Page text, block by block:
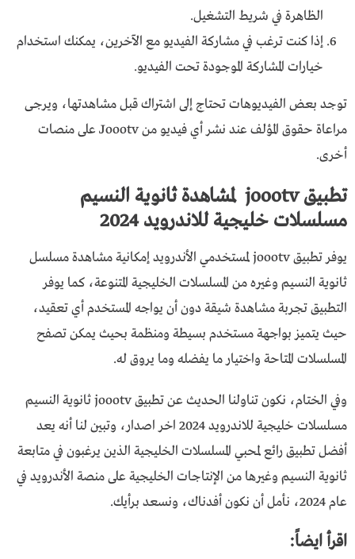
الظاهرة في شريط التشغيل.
إذا كنت ترغب في مشاركة الفيديو مع الآخرين، يمكنك استخدام
خيارات المشاركة الموجودة تحت الفيديو.
توجد بعض الفيديوهات تحتاج إلى اشتراك قبل مشاهدتها، ويرجى
مراعاة حقوق المؤلف عند نشر أي فيديو من Joootv على منصات
أخرى.
تطبيق joootv لمشاهدة ثانوية النسيم
مسلسلات خليجية للاندرويد 2024
يوفر تطبيق joootv لمستخدمي الأندرويد إمكانية مشاهدة مسلسل
ثانوية النسيم وغيره من المسلسلات الخليجية المتنوعة، كما يوفر
التطبيق تجربة مشاهدة شيقة دون أن يواجه المستخدم أي تعقيد،
حيث يتميز بواجهة مستخدم بسيطة ومنظمة بحيث يمكن تصفح
المسلسلات المتاحة واختيار ما يفضله وما يروق له.
وفي الختام، نكون تناولنا الحديث عن تطبيق joootv ثانوية النسيم
مسلسلات خليجية للاندرويد 2024 اخر اصدار، وتبين لنا أنه يعد
أفضل تطبيق رائع لمحبي المسلسلات الخليجية الذين يرغبون في متابعة
ثانوية النسيم وغيرها من الإنتاجات الخليجية على منصة الأندرويد في
عام 2024، نأمل أن نكون أفدناك، ونسعد برأيك.
اقرأ ايضاً: